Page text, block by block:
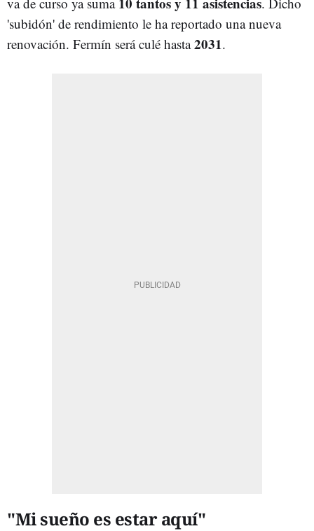
'subidón' de rendimiento le ha reportado una nueva
renovación. Fermín será culé hasta2031.
"Mi sueño es estar aquí"